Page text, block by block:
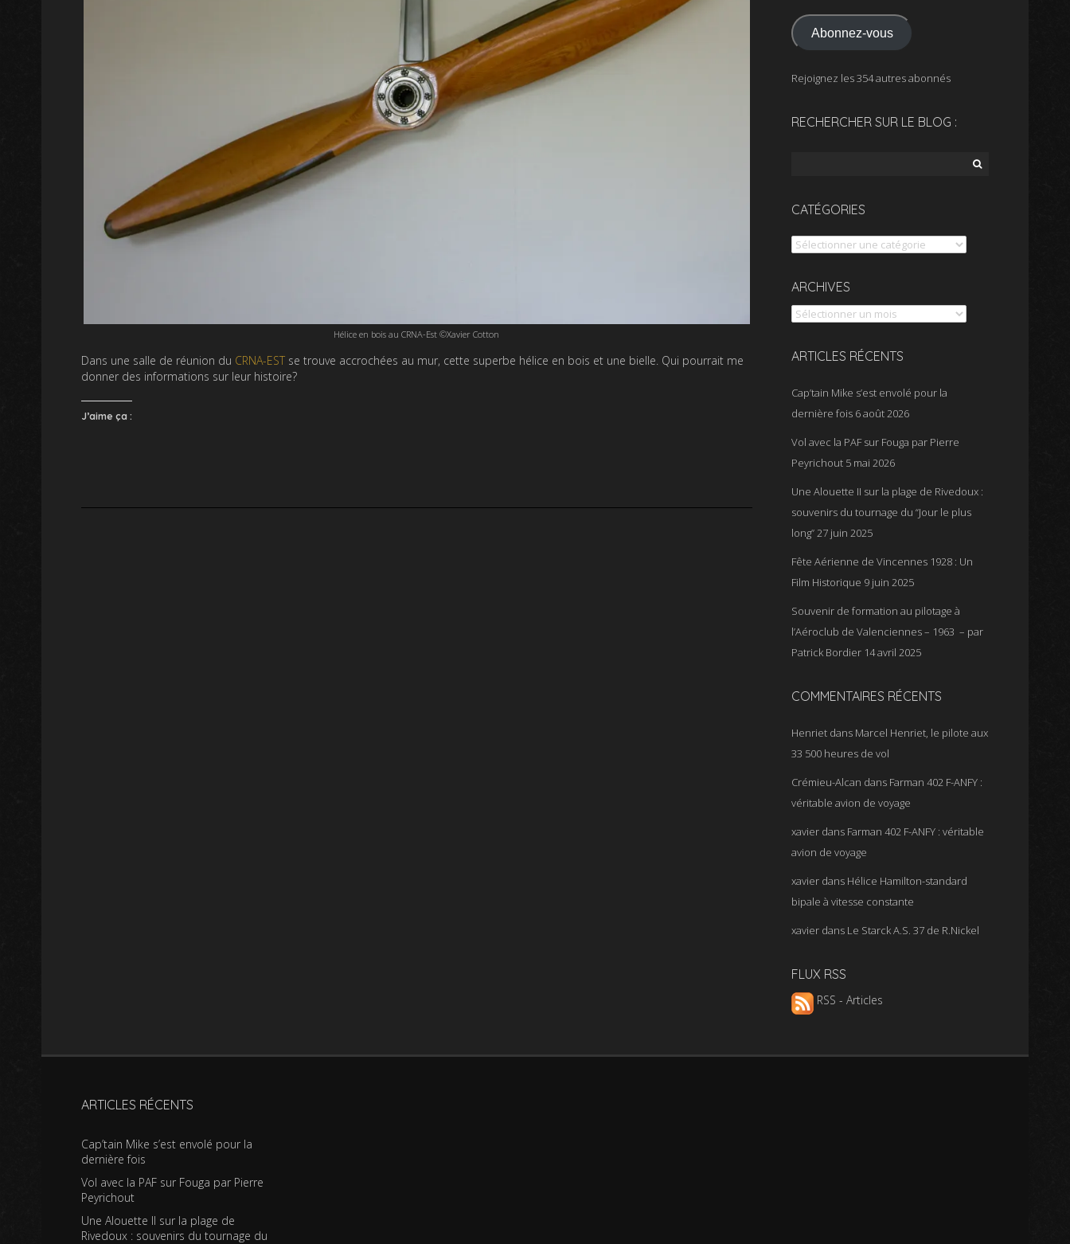
Hélice en bois au CRNA-Est ©Xavier Cotton
Dans une salle de réunion du CRNA-ESTse trouve accrochées au mur, cette superbe hélice en bois et une bielle. Qui pourrait me
donner des informations sur leur histoire?
J’aime ça :
mail
Abonnez-vous
Rejoignez les 354 autres abonnés
RECHERCHER SUR LE BLOG :
CATÉGORIES
Catégories
ARCHIVES
Archives
ARTICLES RÉCENTS
Cap’tain Mike s’est envolé pour la
dernière fois 6 août 2026
Vol avec la PAF sur Fouga par Pierre
Peyrichout 5 mai 2026
Une Alouette II sur la plage de Rivedoux :
souvenirs du tournage du “Jour le plus
long”27 juin 2025
Fête Aérienne de Vincennes 1928 : Un
Film Historique 9 juin 2025
Souvenir de formation au pilotage à
l’Aéroclub de Valenciennes – 1963 – par
Patrick Bordier 14 avril 2025
COMMENTAIRES RÉCENTS
Henriet dans Marcel Henriet, le pilote aux
33 500 heures de vol
Crémieu-Alcan dans Farman 402 F-ANFY :
véritable avion de voyage
xavier dans Farman 402 F-ANFY : véritable
avion de voyage
xavier dans Hélice Hamilton-standard
bipale à vitesse constante
xavier dans Le Starck A.S. 37 de R.Nickel
FLUX RSS
RSS - Articles
ARTICLES RÉCENTS
Cap’tain Mike s’est envolé pour la
dernière fois
Vol avec la PAF sur Fouga par Pierre
Peyrichout
Une Alouette II sur la plage de
Rivedoux : souvenirs du tournage du